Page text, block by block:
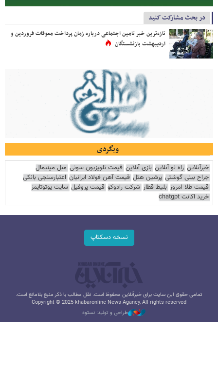
در بحث مشارکت کنید
تازه‌ترین خبر تامین اجتماعی درباره زمان پرداخت معوقات فروردین و
اردیبهشت بازنشستگان
وبگردی
خبرآنلاین راه نو آنلاین بازی آنلاین قیمت تلویزیون سونی مبل مینیمال
جراح بینی گوشتی پرشین هتل قیمت آهن فولاد ایرانیان اعتبارسنجی بانکی
قیمت طلا امروز بلیط قطار شرکت رادوکو قیمت پروفیل سایت یوتوتایمز
خرید اکانت chatgpt
نسخه دسکتاپ
تمامی حقوق این سایت برای خبرآنلاین محفوظ است. نقل مطالب با ذکر منبع بلامانع است.
Copyright © 2025 khabaronline News Agancy, All rights reserved
طراحی و تولید: نستوه